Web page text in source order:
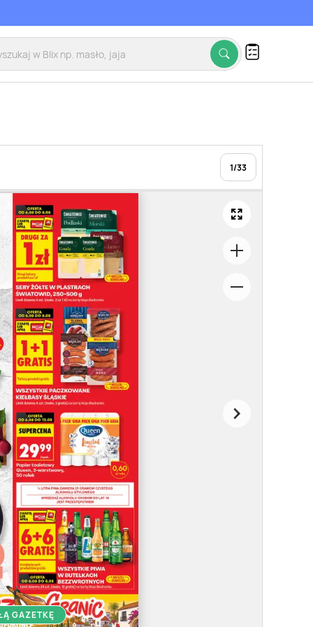
1/33
GAZETKĘ